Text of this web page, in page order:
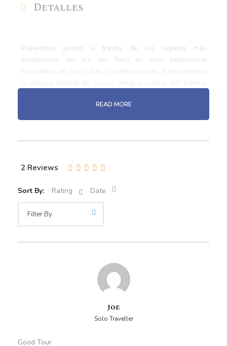
Detalles
Viajaremos juntos a través de los lugares más
asombrosos del sur del Perú en esta experiencia
y la cultura cobran vida. En este Cusco City Tour,
visitaremos templos sagrados, fortalezas de piedra y
Incas, descubriremos los pintorescos pueblos de Pisac y
Caminaremos entre terrazas agrícolas, mercados
artesanales y sitios arqueológicos que aún conservan el
espíritu inca. Cada rincón del valle mostrará su belleza
única y su energía ancestral.
Al día siguiente, tomaremos el tren hacia Aguas
sagrada. Desde allí, ascenderemos hasta el majestuoso
Santuario de Machu Picchu, una de las siete maravillas
del mundo moderno. Tendremos tiempo para explorar sus
espectaculares desde cada punto.
READ MORE
2 Reviews
Sort By: Rating Date
Joe
Solo Traveller
Good Tour